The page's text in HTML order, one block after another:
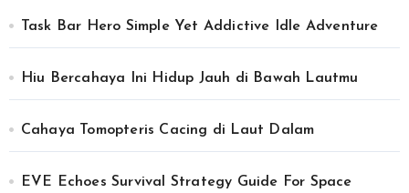
Task Bar Hero Simple Yet Addictive Idle Adventure
Hiu Bercahaya Ini Hidup Jauh di Bawah Lautmu
Cahaya Tomopteris Cacing di Laut Dalam
EVE Echoes Survival Strategy Guide For Space